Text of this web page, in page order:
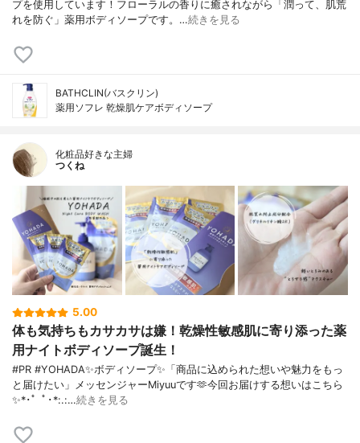
プを使用しています！フローラルの香りに癒されながら「潤って、肌荒
れを防ぐ」薬用ボディソープです。…続きを見る
BATHCLIN(バスクリン)
薬用ソフレ 乾燥肌ケアボディソープ
化粧品好きな主婦
つくね
5.00
体も気持ちもカサカサは嫌！乾燥性敏感肌に寄り添った薬
用ナイトボディソープ誕生！
#PR #YOHADA✨ボディソープ✨「商品に込められた想いや魅力をもっ
と届けたい」メッセンジャーMiyuuです🫶今回お届けする想いはこちら
✨*･゜ﾟ･*:.:…続きを見る